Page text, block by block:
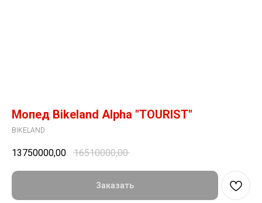
Мопед Bikeland Alpha "TOURIST"
BIKELAND
13750000,00 16510000,00
Заказать